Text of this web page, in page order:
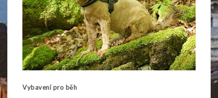
Vybavení pro běh